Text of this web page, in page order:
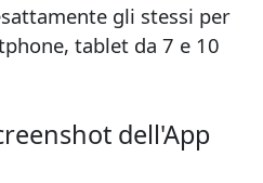
gli stessi per
tablet da 7 e 10
dell'App